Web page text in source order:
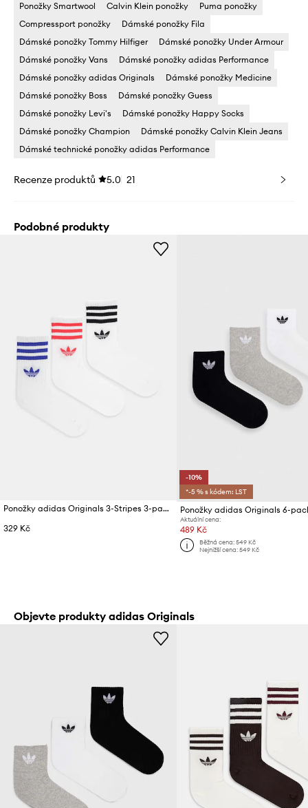
Ponožky Smartwool Calvin Klein ponožky
Puma ponožky
Compressport ponožky
Dámské ponožky Fila
Dámské ponožky Tommy Hilfiger
Dámské ponožky Under Armour
Dámské ponožky Vans
Dámské ponožky adidas Performance
Dámské ponožky adidas Originals
Dámské ponožky Medicine
Dámské ponožky Boss
Dámské ponožky Guess
Dámské ponožky Levi's
Dámské ponožky Happy Socks
Dámské ponožky Champion
Dámské ponožky Calvin Klein Jeans
Dámské technické ponožky adidas Performance
Recenze produktů 5.0 21
Podobné produkty
Ponožky adidas Originals 3-Stripes 3-pack
329 Kč
-10%
*-5 % s kódem: LST
Ponožky adidas Originals 6-
Aktuální cena:
489 Kč
Běžná cena:549 Kč
Nejnižší cena:549 Kč
Objevte produkty adidas Originals